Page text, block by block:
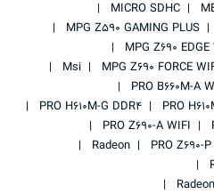
MICRO SDHC
MPG Z590 GAMING PLUS
MPG Z690 EDGE
MPG Z690 FORCE
Msi
PRO B660M-A
PRO
PRO H610M-G DDR4
PRO Z690-A WIFI
PRO Z690-
Radeon